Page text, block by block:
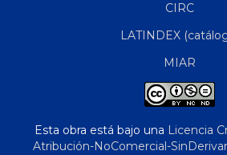
CIRC
LATINDEX
MIAR
Esta obra está bajo una Licencia
Atribución-NoComercial-